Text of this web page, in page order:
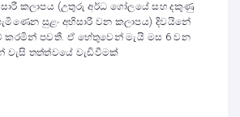
කලාපය (උතුරු අර්ධ ගෝලයේ සහ දකුණු
සුළං අභිසාරී වන කලාපය) දිවයිනේ
කරමින් පවතී. ඒ හේතුවෙන් මැයි මස 6 වන
වැසි තත්ත්වයේ වැඩිවීමක්